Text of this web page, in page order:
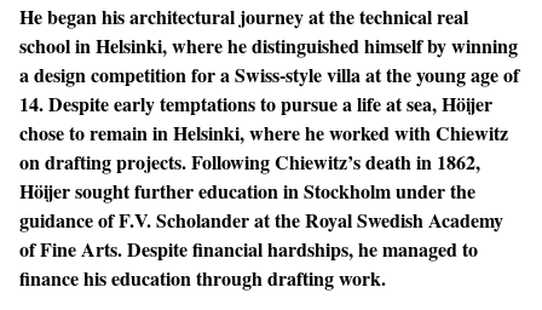
He began his architectural journey at the technical real
school in Helsinki, where he distinguished himself by winning
a design competition for a Swiss-style villa at the young age of
14. Despite early temptations to pursue a life at sea, Höijer
chose to remain in Helsinki, where he worked with Chiewitz
on drafting projects. Following Chiewitz’s death in 1862,
Höijer sought further education in Stockholm under the
guidance of F.V. Scholander at the Royal Swedish Academy
of Fine Arts. Despite financial hardships, he managed to
finance his education through drafting work.